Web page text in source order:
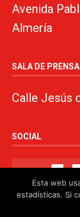
Avenida
Almería
SALA DE
Calle Jesús
SOCIAL
Esta web
estadísticas. Si